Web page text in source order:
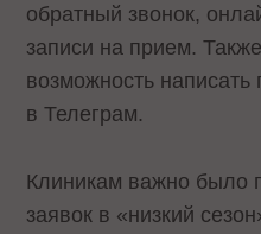
обратный звонок,
записи на прием.
возможность
в Телеграм.
Клиникам важно было
заявок в «низкий